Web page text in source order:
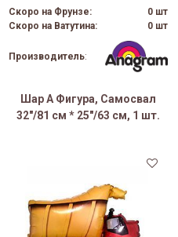
Скоро на Фрунзе:
0 шт
Скоро на Ватутина:
0 шт
Производитель:
Шар А Фигура, Самосвал
32"/81 см * 25"/63 см, 1 шт.